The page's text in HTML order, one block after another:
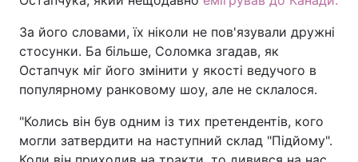
За його словами, їх ніколи не пов'язували дружні
стосунки. Ба більше, Соломка згадав, як
Остапчук міг його змінити у якості ведучого в
популярному ранковому шоу, але не склалося.
"Колись він був одним із тих претендентів, кого
могли затвердити на наступний склад "Підйому".